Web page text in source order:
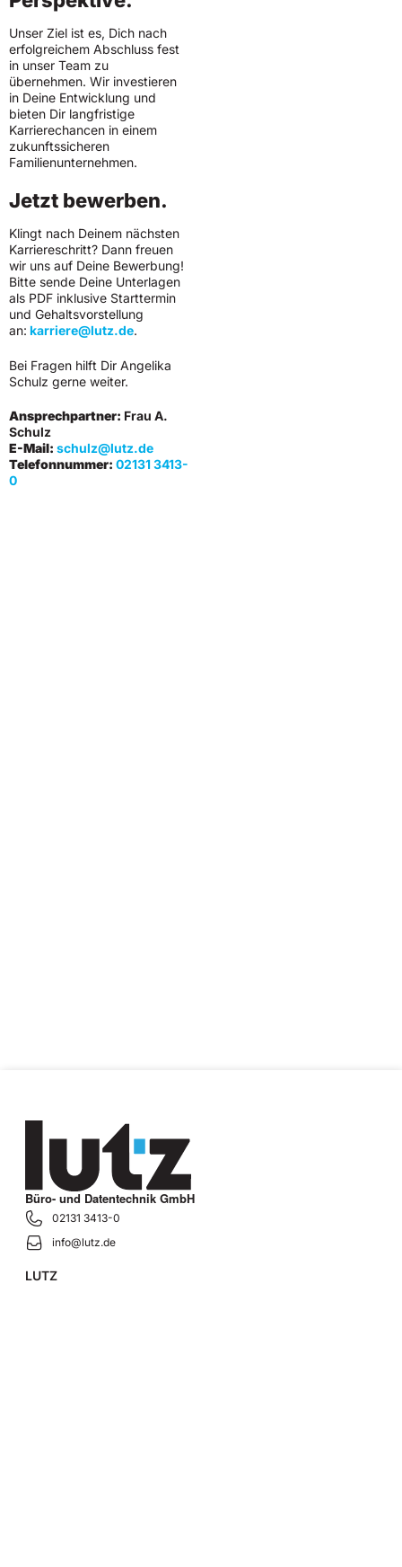
Unser Ziel ist es, Dich nach
erfolgreichem Abschluss fest
in unser Team zu
übernehmen. Wir investieren
in Deine Entwicklung und
bieten Dir langfristige
Karrierechancen in einem
zukunftssicheren
Familienunternehmen.
Jetzt bewerben.
Klingt nach Deinem nächsten
Karriereschritt? Dann freuen
wir uns auf Deine Bewerbung!
Bitte sende Deine Unterlagen
als PDF inklusive Starttermin
und Gehaltsvorstellung
an: karriere@lutz.de.
Bei Fragen hilft Dir Angelika
Schulz gerne weiter.
Ansprechpartner: Frau A.
Schulz
E-Mail: schulz@lutz.de
Telefonnummer: 02131 3413-
0
Büro- und Datentechnik GmbH
02131 3413-0
info@lutz.de
LUTZ